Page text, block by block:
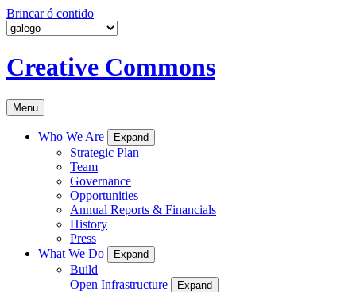
Brincar ó contido
Creative Commons
Menu
Who We Are Expand
Strategic Plan
Team
Governance
Opportunities
Annual Reports & Financials
History
Press
What We Do
Expand
Build
Open Infrastructure
Expand